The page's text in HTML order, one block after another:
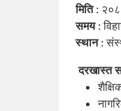
मिति :
समय :
स्थान :
दरखास्त